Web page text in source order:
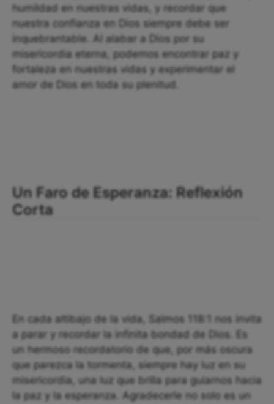
humildad en nuestras vidas, y recordar que
nuestra confianza en Dios siempre debe ser
inquebrantable. Al alabar a Dios por su
misericordia eterna, podemos encontrar paz y
fortaleza en nuestras vidas y experimentar el
amor de Dios en toda su plenitud.
Un Faro de Esperanza: Reflexión
Corta
En cada altibajo de la vida, Salmos 118:1 nos invita
a parar y recordar la infinita bondad de Dios. Es
un hermoso recordatorio de que, por más oscura
que parezca la tormenta, siempre hay luz en su
misericordia, una luz que brilla para guiarnos hacia
la paz y la esperanza. Agradecerle no solo es un